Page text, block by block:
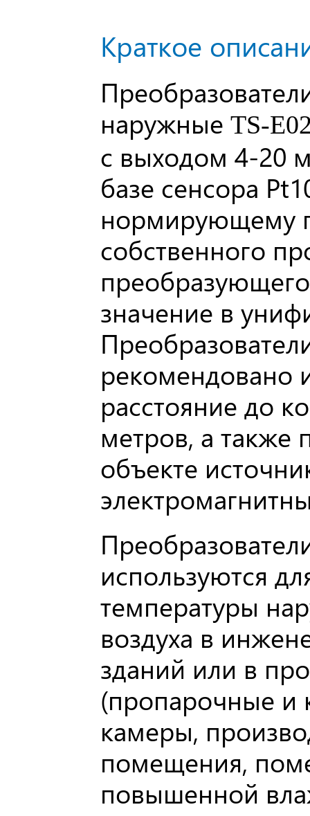
Краткое
наружные TS-
с выходом 4-20
базе сенсора
нормирующему
собственного
значение в
рекомендовано
расстояние до
метров, а также
объекте
используются
температуры
воздуха в
зданий или в
(пропарочные и
камеры,
помещения,
повышенной